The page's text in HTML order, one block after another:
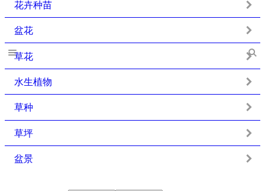
花卉种苗
盆花
草花
水生植物
草种
草坪
盆景